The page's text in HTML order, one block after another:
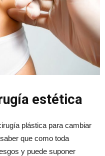
estética
plástica para cambiar
que como toda
y puede suponer